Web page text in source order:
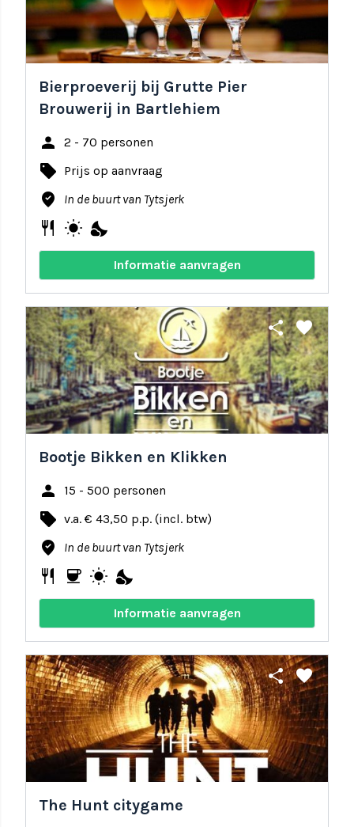
Bierproeverij bij Grutte Pier
Brouwerij in Bartlehiem
person 2 - 70 personen
local_offer Prijs op aanvraag
where_to_vote In de buurt van Tytsjerk
restaurant wb_sunny nights_stay
Informatie aanvragen
share favorite
Bootje Bikken en Klikken
person 15 - 500 personen
local_offer v.a. € 43,50 p.p. (incl. btw)
where_to_vote In de buurt van Tytsjerk
restaurant coffee wb_sunny nights_stay
Informatie aanvragen
share favorite
The Hunt citygame